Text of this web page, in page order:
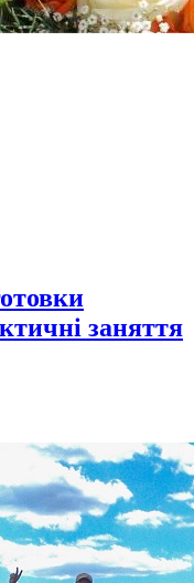
заняття